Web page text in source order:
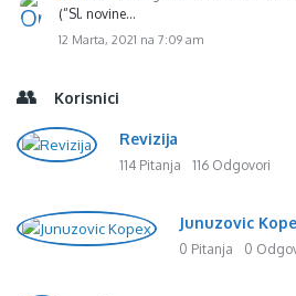
(“Sl. novine…
12 Marta, 2021 na 7:09 am
Korisnici
Revizija
114 Pitanja 116 Odgovori
Junuzovic
0 Pitanja 0